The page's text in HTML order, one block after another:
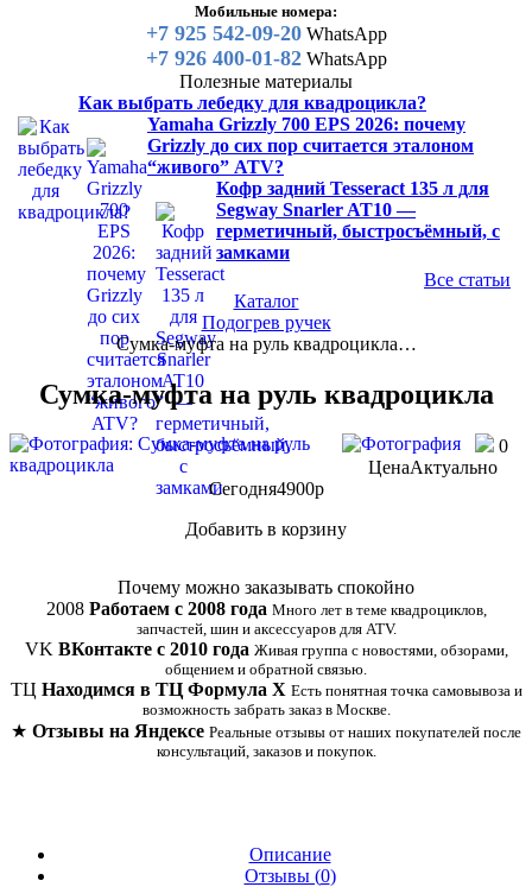
Мобильные номера:
+7 925 542-09-20WhatsApp
+7 926 400-01-82WhatsApp
Полезные материалы
Как выбрать лебедку для квадроцикла?
Yamaha Grizzly 700 EPS 2026: почему
Grizzly до сих пор считается эталоном
“живого” ATV?
Кофр задний Tesseract 135 л для
Segway Snarler AT10 —
герметичный, быстросъёмный, с
замками
Все статьи
Каталог
Подогрев ручек
Сумка-муфта на руль квадроцикла…
Сумка-муфта на руль квадроцикла
0
ЦенаАктуально
Сегодня4900p
Добавить в корзину
Почему можно заказывать спокойно
2008 Работаем с 2008 года Много лет в теме квадроциклов,
запчастей, шин и аксессуаров для ATV.
VK ВКонтакте с 2010 года Живая группа с новостями, обзорами,
общением и обратной связью.
ТЦ Находимся в ТЦ Формула Х Есть понятная точка самовывоза и
возможность забрать заказ в Москве.
★ Отзывы на Яндексе Реальные отзывы от наших покупателей после
консультаций, заказов и покупок.
Описание
Отзывы (0)